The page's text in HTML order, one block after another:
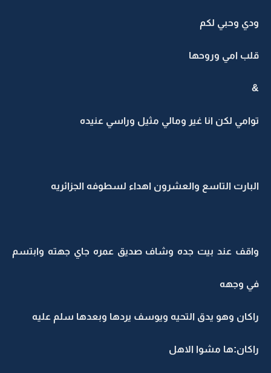
ودي وحبي لكم
قلب امي وروحها
&
توامي لكن انا غير ومالي مثيل وراسي عنيده
البارت التاسع والعشرون اهداء لسطوفه الجزائريه
واقف عند بيت جده وشاف صديق عمره جاي جهته وابتسم
في وجهه
راكان وهو يدق التحيه ويوسف يردها وبعدها سلم عليه
راكان:ها مشوا الاهل